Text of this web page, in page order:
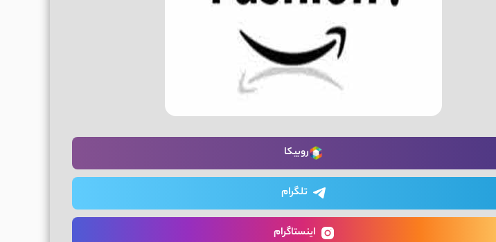
روبیکا
تلگرام
اینستاگرام